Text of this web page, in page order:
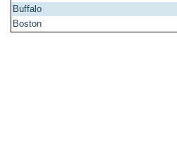
Buffalo
Boston